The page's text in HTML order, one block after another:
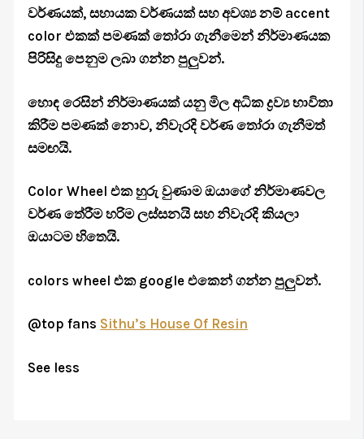
වර්ණයක්, සහායක වර්ණයක් සහ අවශ්‍ය නම් accent
color එකක් පමණක් තෝරා ගැනීමෙන් නිර්මාණයක
පිරිසිදු පෙනුම ලබා ගන්න පුලුවන්.
හොඳ රෙසින් නිර්මාණයක් යනු මිල අධික ද්‍රව්‍ය භාවිතා
කිරීම පමණක් නොව, නිවැරදි වර්ණ තෝරා ගැනීමත්
සමඟයි.
Color Wheel එක හුරු වුණාම ඔයාගේ නිර්මාණවල
වර්ණ තේරීම හරිම ලස්සනයි සහ නිවැරදි කියලා
ඔයාටම හිතෙයි.
colors wheel එක google එකෙන් ගන්න පුලුවන්.
@top fans Sithu’s House Of Resin
See less